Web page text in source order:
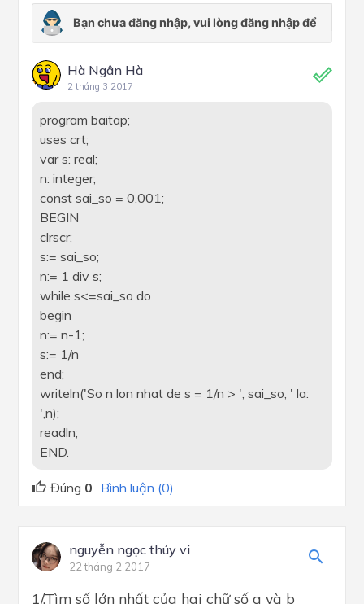
Hà Ngân Hà
2 tháng 3 2017
program baitap;
uses crt;
var s: real;
n: integer;
const sai_so = 0.001;
BEGIN
clrscr;
s:= sai_so;
n:= 1 div s;
while s<=sai_so do
begin
n:= n-1;
s:= 1/n
end;
writeln('So n lon nhat de s = 1/n > ', sai_so, ' la:
',n);
readln;
END.
Đúng 0 Bình luận (0)
nguyễn ngọc thúy vi
22 tháng 2 2017
1/.Tìm số lớn nhất của hai chữ số a và b